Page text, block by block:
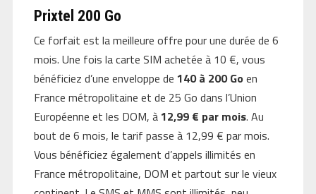
Prixtel 200 Go
Ce forfait est la meilleure offre pour une durée de 6
mois. Une fois la carte SIM achetée à 10 €, vous
bénéficiez d’une enveloppe de 140 à 200 Go en
France métropolitaine et de 25 Go dans l’Union
Européenne et les DOM, à 12,99 € par mois. Au
bout de 6 mois, le tarif passe à 12,99 € par mois.
Vous bénéficiez également d’appels illimités en
France métropolitaine, DOM et partout sur le vieux